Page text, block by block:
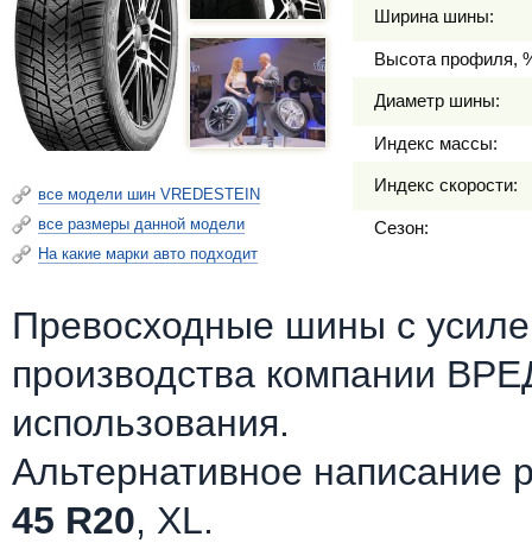
все модели шин VREDESTEIN
все размеры данной модели
На какие марки авто подходит
Ширина шины:
Высота профиля,
Диаметр шины:
Индекс массы:
Индекс скорости:
Сезон:
Превосходные шины c
производства компании
использования.
Альтернативное написание
45 R20, XL.